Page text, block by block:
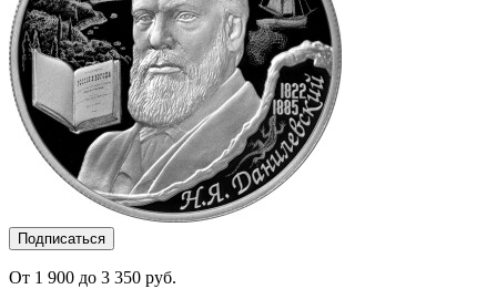
Подписаться
От 1 900 до 3 350 руб.